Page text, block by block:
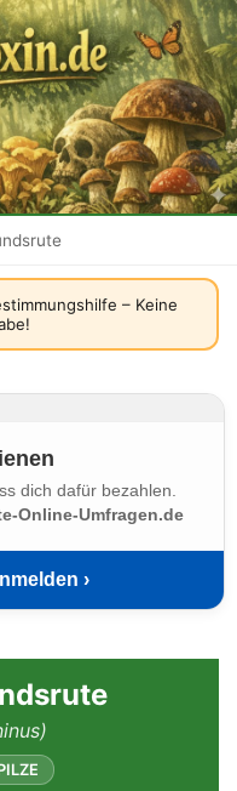
– Keine
dich dafür bezahlen.
Online-Umfragen.de
›